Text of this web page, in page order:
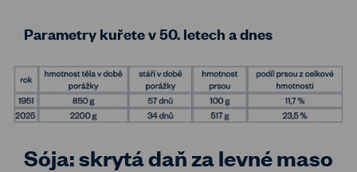
Parametry kuřete v 50. letech a dnes
Sója: skrytá daň za levné maso